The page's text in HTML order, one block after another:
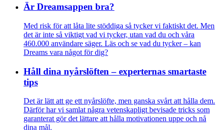
Är Dreamsappen bra?
Med risk för att låta lite stöddiga så tycker vi faktiskt det. Men
det är inte så viktigt vad vi tycker, utan vad du och våra
460.000 användare säger. Läs och se vad du tycker – kan
Dreams vara något för dig?
Håll dina nyårslöften – experternas smartaste
tips
Det är lätt att ge ett nyårslöfte, men ganska svårt att hålla dem.
Därför har vi samlat några vetenskapligt bevisade tricks som
garanterat gör det lättare att hålla motivationen uppe och nå
dina mål.